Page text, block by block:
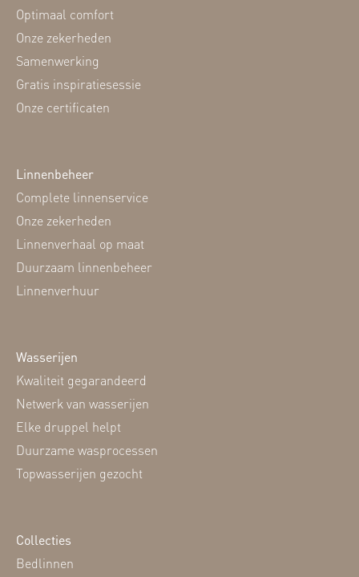
Optimaal comfort
Onze zekerheden
Samenwerking
Gratis inspiratiesessie
Onze certificaten
Linnenbeheer
Complete linnenservice
Onze zekerheden
Linnenverhaal op maat
Duurzaam linnenbeheer
Linnenverhuur
Wasserijen
Kwaliteit gegarandeerd
Netwerk van wasserijen
Elke druppel helpt
Duurzame wasprocessen
Topwasserijen gezocht
Collecties
Bedlinnen